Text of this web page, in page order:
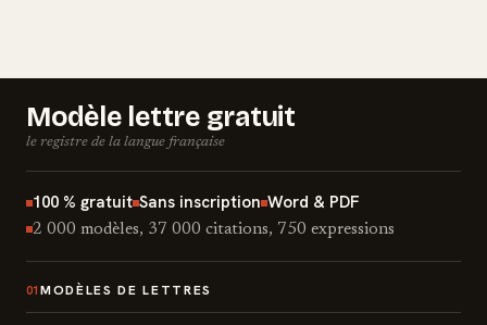
Modèle lettre gratuit
le registre de la langue française
100 % gratuit Sans inscription Word & PDF
2 000 modèles, 37 000 citations, 750 expressions
01 MODÈLES DE LETTRES